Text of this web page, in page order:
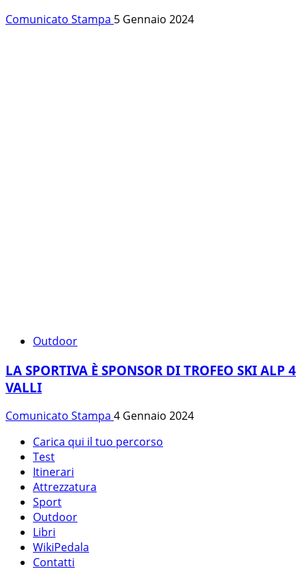
Comunicato Stampa 5 Gennaio 2024
Outdoor
LA SPORTIVA È SPONSOR DI TROFEO SKI ALP 4
VALLI
Comunicato Stampa 4 Gennaio 2024
Carica qui il tuo percorso
Test
Itinerari
Attrezzatura
Sport
Outdoor
Libri
WikiPedala
Contatti